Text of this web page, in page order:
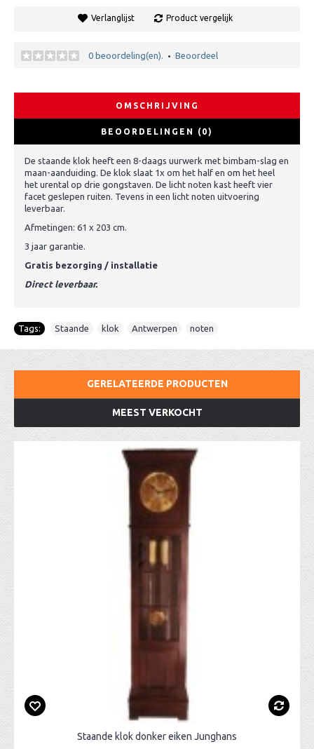
Verlanglijst Product vergelijk
0 beoordeling(en). • Beoordeel
OMSCHRIJVING
BEOORDELINGEN (0)
De staande klok heeft een 8-daags uurwerk met bimbam-slag en
maan-aanduiding. De klok slaat 1x om het half en om het heel
het urental op drie gongstaven. De licht noten kast heeft vier
facet geslepen ruiten. Tevens in een licht noten uitvoering
leverbaar.
Afmetingen: 61 x 203 cm.
3 jaar garantie.
Gratis bezorging / installatie
Direct leverbaar.
Tags: Staande klok Antwerpen noten
GERELATEERDE PRODUCTEN
MEEST VERKOCHT
Staande klok donker eiken Junghans